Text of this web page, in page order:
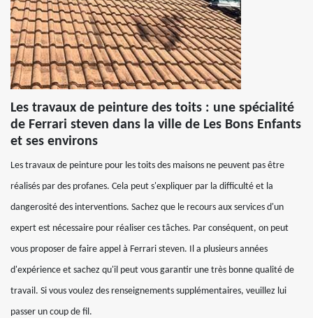
Les travaux de peinture des toits : une spécialité
de Ferrari steven dans la ville de Les Bons Enfants
et ses environs
Les travaux de peinture pour les toits des maisons ne peuvent pas être
réalisés par des profanes. Cela peut s'expliquer par la difficulté et la
dangerosité des interventions. Sachez que le recours aux services d'un
expert est nécessaire pour réaliser ces tâches. Par conséquent, on peut
vous proposer de faire appel à Ferrari steven. Il a plusieurs années
d'expérience et sachez qu'il peut vous garantir une très bonne qualité de
travail. Si vous voulez des renseignements supplémentaires, veuillez lui
passer un coup de fil.